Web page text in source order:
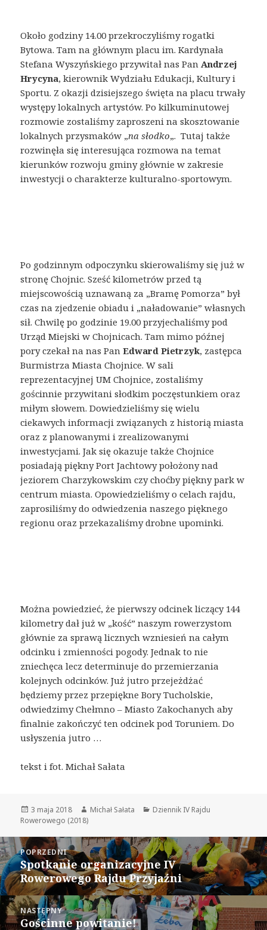
Około godziny 14.00 przekroczyliśmy rogatki
Bytowa. Tam na głównym placu im. Kardynała
Stefana Wyszyńskiego przywitał nas Pan Andrzej
Hrycyna, kierownik Wydziału Edukacji, Kultury i
Sportu. Z okazji dzisiejszego święta na placu trwały
występy lokalnych artystów. Po kilkuminutowej
rozmowie zostaliśmy zaproszeni na skosztowanie
lokalnych przysmaków „na słodko„. Tutaj także
rozwinęła się interesująca rozmowa na temat
kierunków rozwoju gminy głównie w zakresie
inwestycji o charakterze kulturalno-sportowym.
Po godzinnym odpoczynku skierowaliśmy się już w
stronę Chojnic. Sześć kilometrów przed tą
miejscowością uznawaną za „Bramę Pomorza” był
czas na zjedzenie obiadu i „naładowanie” własnych
sił. Chwilę po godzinie 19.00 przyjechaliśmy pod
Urząd Miejski w Chojnicach. Tam mimo późnej
pory czekał na nas PanEdward Pietrzyk, zastępca
Burmistrza Miasta Chojnice. W sali
reprezentacyjnej UM Chojnice, zostaliśmy
gościnnie przywitani słodkim poczęstunkiem oraz
miłym słowem. Dowiedzieliśmy się wielu
ciekawych informacji związanych z historią miasta
oraz z planowanymi i zrealizowanymi
inwestycjami. Jak się okazuje także Chojnice
posiadają piękny Port Jachtowy położony nad
jeziorem Charzykowskim czy choćby piękny park w
centrum miasta. Opowiedzieliśmy o celach rajdu,
zaprosiliśmy do odwiedzenia naszego pięknego
regionu oraz przekazaliśmy drobne upominki.
Można powiedzieć, że pierwszy odcinek liczący 144
kilometry dał już w „kość” naszym rowerzystom
głównie za sprawą licznych wzniesień na całym
odcinku i zmienności pogody. Jednak to nie
zniechęca lecz determinuje do przemierzania
kolejnych odcinków. Już jutro przejeżdżać
będziemy przez przepiękne Bory Tucholskie,
odwiedzimy Chełmno – Miasto Zakochanych aby
finalnie zakończyć ten odcinek pod Toruniem. Do
usłyszenia jutro …
tekst i fot. Michał Sałata
Data
publikacji
3 maja 2018 Autor
Michał Sałata Kategorie
Dziennik IV Rajdu
Rowerowego (2018)
Nawigacja
wpisuPOPRZEDNI
Poprzedni
wpis:
Spotkanie organizacyjne IV
Rowerowego Rajdu Przyjaźni
NASTĘPNY
Następny
Gościnne powitanie!